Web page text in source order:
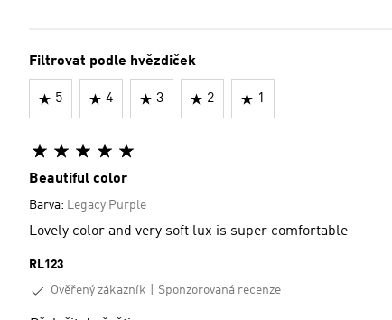
Filtrovat podle hvězdiček
5 4 3 2 1
Beautiful color
Barva: Legacy Purple
Lovely color and very soft lux is super comfortable
RL123
Ověřený zákazník
Sponzorovaná recenze